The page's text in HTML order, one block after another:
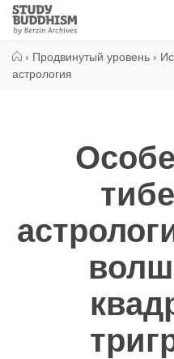
Close
Study
Buddhism
› Продвинутый уровень ›
астрология